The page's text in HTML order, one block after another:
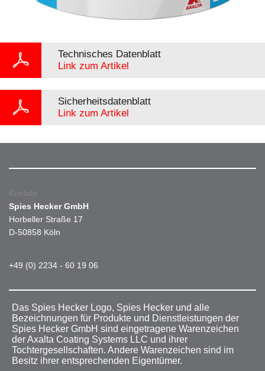
Technisches Datenblatt
Link zum Artikel
Sicherheitsdatenblatt
Link zum Artikel
Kontakt
Spies Hecker GmbH
Horbeller Straße 17
D-50858 Köln
+49 (0) 2234 - 60 19 06
Das Spies Hecker Logo, Spies Hecker und alle
Bezeichnungen für Produkte und Dienstleistungen der
Spies Hecker GmbH sind eingetragene Warenzeichen
der Axalta Coating Systems LLC und ihrer
Tochtergesellschaften. Andere Warenzeichen sind im
Besitz ihrer entsprechenden Eigentümer.